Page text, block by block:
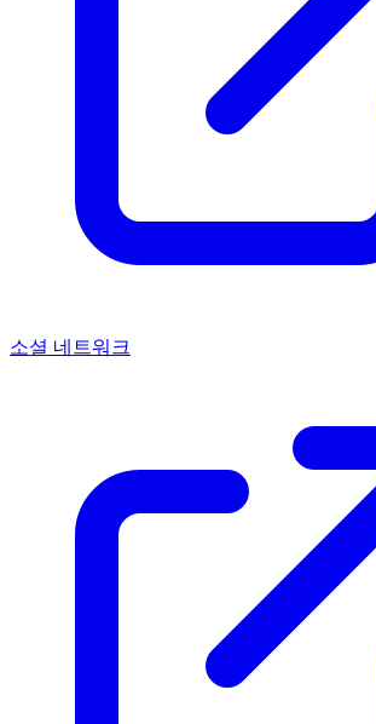
소셜 네트워크